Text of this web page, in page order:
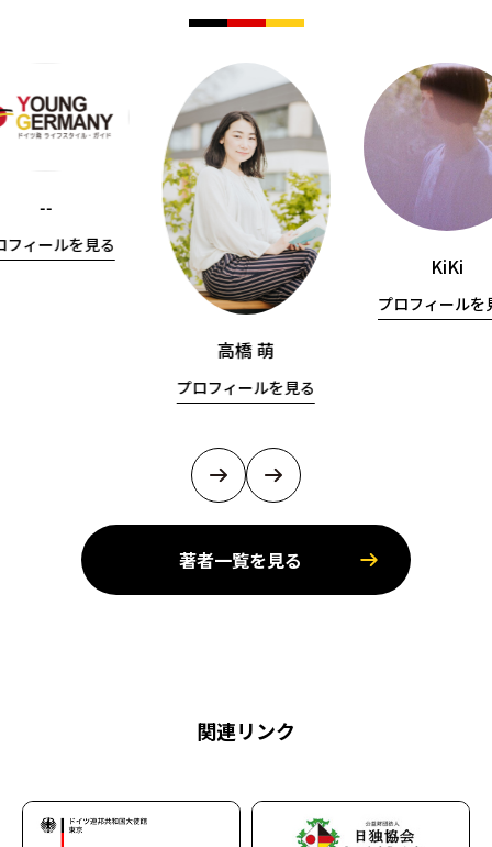
--
フィールを見る
高橋 萌
プロフィールを見る
KiKi
プロフィールを
著者一覧を見る
関連リンク